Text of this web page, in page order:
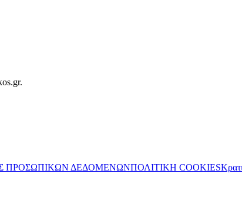
ΠΡΟΣΩΠΙΚΩΝ ΔΕΔΟΜΕΝΩΝΠΟΛΙΤΙΚΗ COOKIES